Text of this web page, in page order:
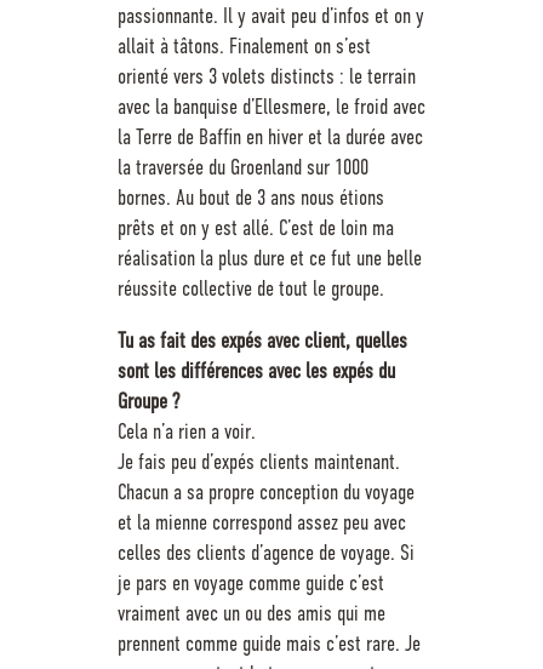
passionnante. Il y avait peu d’infos et on y
allait à tâtons. Finalement on s’est
orienté vers 3 volets distincts : le terrain
avec la banquise d’Ellesmere, le froid avec
la Terre de Baffin en hiver et la durée avec
la traversée du Groenland sur 1000
bornes. Au bout de 3 ans nous étions
prêts et on y est allé. C’est de loin ma
réalisation la plus dure et ce fut une belle
réussite collective de tout le groupe.
Tu as fait des expés avec client, quelles
sont les différences avec les expés du
Groupe ?
Cela n’a rien a voir.
Je fais peu d’expés clients maintenant.
Chacun a sa propre conception du voyage
et la mienne correspond assez peu avec
celles des clients d’agence de voyage. Si
je pars en voyage comme guide c’est
vraiment avec un ou des amis qui me
prennent comme guide mais c’est rare. Je